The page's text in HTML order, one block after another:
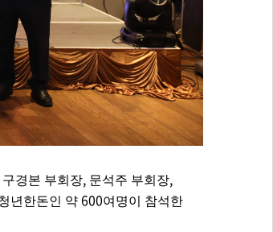
구경본 부회장, 문석주 부회장,
년한돈인 약 600여명이 참석한